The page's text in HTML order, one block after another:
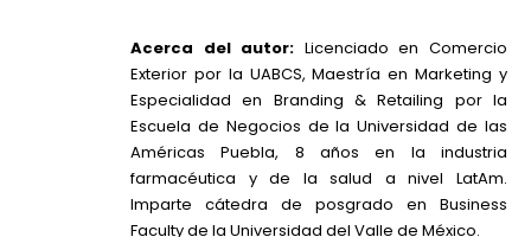
Acerca del autor: Licenciado en Comercio
Exterior por la UABCS, Maestría en Marketing y
Especialidad en Branding & Retailing por la
Escuela de Negocios de la Universidad de las
Américas Puebla, 8 años en la industria
farmacéutica y de la salud a nivel LatAm.
Imparte cátedra de posgrado en Business
Faculty de la Universidad del Valle de México.